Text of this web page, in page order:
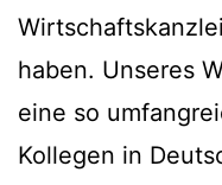
haben. Unseres
eine so
Kollegen in